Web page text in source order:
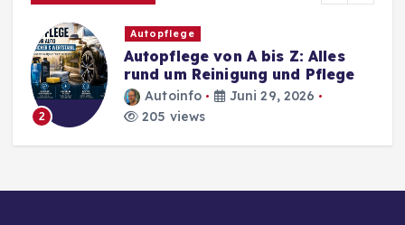
2
Autopflege
Autopflege von A bis Z: Alles
rund um Reinigung und Pflege
Autoinfo
Juni 29, 2026
205 views